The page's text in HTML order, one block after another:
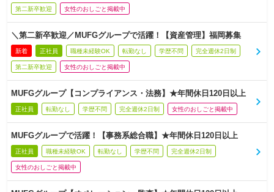
第二新卒歓迎 女性のおしごと掲載中
＼第二新卒歓迎／MUFGグループで活躍！【資産管理】福岡募集
新着 正社員 職種未経験OK 転勤なし 学歴不問 完全週休2日制
第二新卒歓迎 女性のおしごと掲載中
MUFGグループ【コンプライアンス・法務】★年間休日120日以上
正社員 転勤なし 学歴不問 完全週休2日制 女性のおしごと掲載中
MUFGグループで活躍！【事務系総合職】★年間休日120日以上
正社員 職種未経験OK 転勤なし 学歴不問 完全週休2日制
女性のおしごと掲載中